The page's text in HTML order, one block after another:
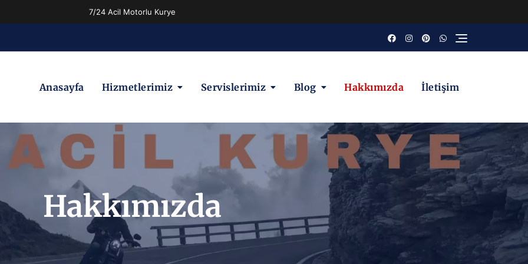
7/24 Acil Motorlu Kurye
Anasayfa Hizmetlerimiz Servislerimiz Blog Hakkımızda İletişim
Hakkımızda